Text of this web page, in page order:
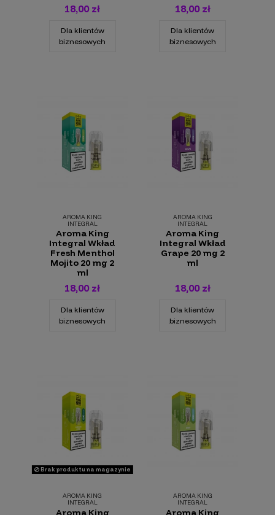
18,00 zł
Dla klientów
biznesowych
18,00 zł
Dla klientów
biznesowych
AROMA KING
INTEGRAL
Aroma King
Integral Wkład
Fresh Menthol
Mojito 20 mg 2
ml
18,00 zł
Dla klientów
biznesowych
AROMA KING
INTEGRAL
Aroma King
Integral Wkład
Grape 20 mg 2
ml
18,00 zł
Dla klientów
biznesowych
Brak produktu na magazynie
AROMA KING
INTEGRAL
Aroma King
AROMA KING
INTEGRAL
Aroma King